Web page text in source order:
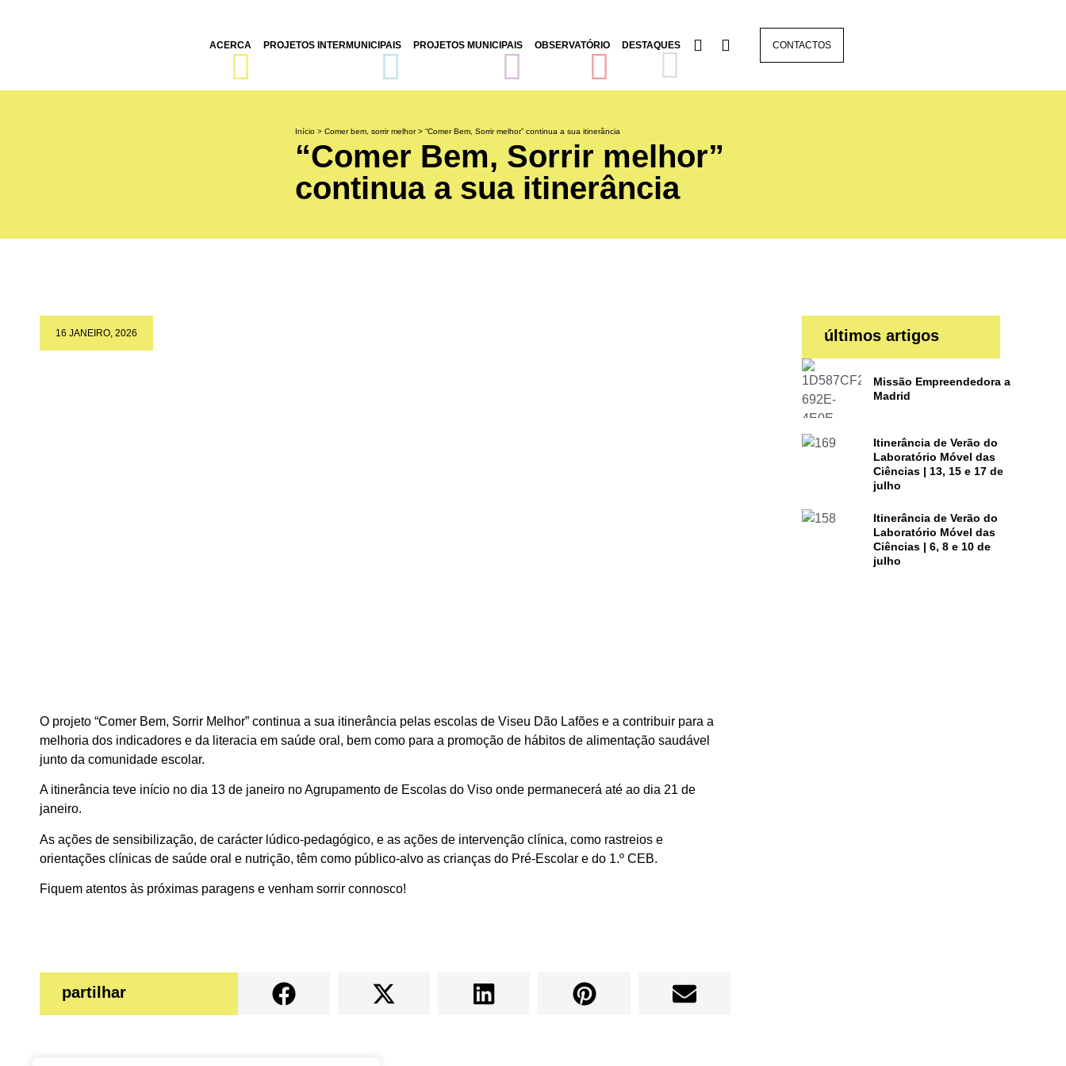
ACERCA PROJETOS INTERMUNICIPAIS PROJETOS MUNICIPAIS OBSERVATÓRIO DESTAQUES CONTACTOS
Início > Comer bem, sorrir melhor> “Comer Bem, Sorrir melhor” continua a sua itinerância
“Comer Bem, Sorrir melhor”
continua a sua itinerância
16 JANEIRO, 2026
O projeto “Comer Bem, Sorrir Melhor” continua a sua itinerância pelas escolas de Viseu Dão Lafões e a contribuir para a
melhoria dos indicadores e da literacia em saúde oral, bem como para a promoção de hábitos de alimentação saudável
junto da comunidade escolar.
A itinerância teve início no dia 13 de janeiro no Agrupamento de Escolas do Viso onde permanecerá até ao dia 21 de
janeiro.
As ações de sensibilização, de carácter lúdico-pedagógico, e as ações de intervenção clínica, como rastreios e
orientações clínicas de saúde oral e nutrição, têm como público-alvo as crianças do Pré-Escolar e do 1.º CEB.
Fiquem atentos às próximas paragens e venham sorrir connosco!
partilhar
últimos artigos
Missão Empreendedora a
Madrid
Itinerância de Verão do
Laboratório Móvel das
Ciências | 13, 15 e 17 de
julho
Itinerância de Verão do
Laboratório Móvel das
Ciências | 6, 8 e 10 de
julho